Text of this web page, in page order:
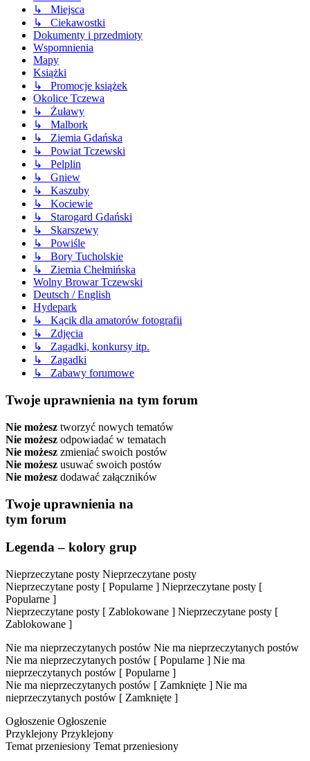
↳ Miejsca
↳ Ciekawostki
Dokumenty i przedmioty
Wspomnienia
Mapy
Książki
↳ Promocje książek
Okolice Tczewa
↳ Żuławy
↳ Malbork
↳ Ziemia Gdańska
↳ Powiat Tczewski
↳ Pelplin
↳ Gniew
↳ Kaszuby
↳ Kociewie
↳ Starogard Gdański
↳ Skarszewy
↳ Powiśle
↳ Bory Tucholskie
↳ Ziemia Chełmińska
Wolny Browar Tczewski
Deutsch / English
Hydepark
↳ Kącik dla amatorów fotografii
↳ Zdjęcia
↳ Zagadki, konkursy itp.
↳ Zagadki
↳ Zabawy forumowe
Twoje uprawnienia na tym forum
Nie możesz tworzyć nowych tematów
Nie możesz odpowiadać w tematach
Nie możesz zmieniać swoich postów
Nie możesz usuwać swoich postów
Nie możesz dodawać załączników
Twoje uprawnienia na
tym forum
Legenda – kolory grup
Nieprzeczytane posty Nieprzeczytane posty
Nieprzeczytane posty [ Popularne ] Nieprzeczytane posty [
Popularne ]
Nieprzeczytane posty [ Zablokowane ] Nieprzeczytane posty [
Zablokowane ]
Nie ma nieprzeczytanych postów Nie ma nieprzeczytanych postów
Nie ma nieprzeczytanych postów [ Popularne ] Nie ma
nieprzeczytanych postów [ Popularne ]
Nie ma nieprzeczytanych postów [ Zamknięte ] Nie ma
nieprzeczytanych postów [ Zamknięte ]
Ogłoszenie Ogłoszenie
Przyklejony Przyklejony
Temat przeniesiony Temat przeniesiony